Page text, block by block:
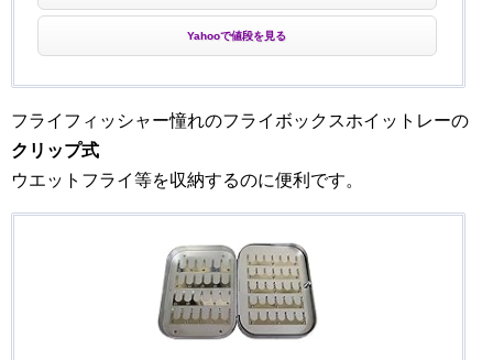
Yahooで値段を見る
フライフィッシャー憧れのフライボックスホイットレーの
クリップ式
ウエットフライ等を収納するのに便利です。